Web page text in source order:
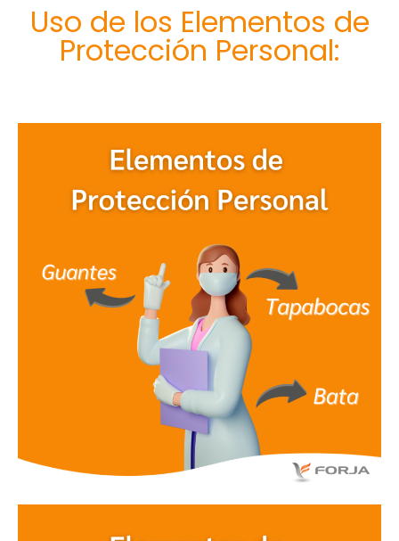
Uso de los Elementos de
Protección Personal: